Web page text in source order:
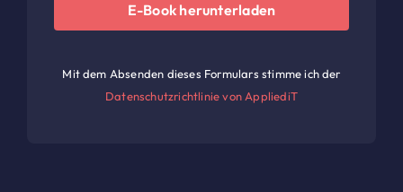
E-Book herunterladen
Mit dem Absenden dieses Formulars stimme ich der
Datenschutzrichtlinie von AppliediT